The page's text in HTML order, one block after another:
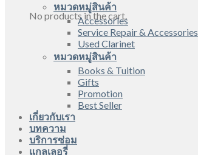
No products in the cart.
หมวดหมู่สินค้า
Accessories
Service Repair & Accessories
Used Clarinet
หมวดหมู่สินค้า
Books & Tuition
Gifts
Promotion
Best Seller
เกี่ยวกับเรา
บทความ
บริการซ่อม
แกลเลอรี่